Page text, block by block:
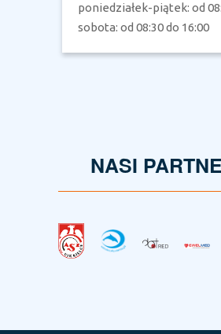
poniedziałek-piątek: od
sobota: od 08:30 do 16:00
NASI